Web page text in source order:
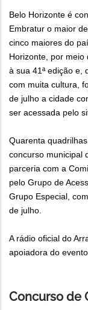
Belo Horizonte é
Embratur o maior
cinco maiores do
Horizonte, por meio
à sua 41ª edição e,
com muita cultura,
de julho a cidade
ser acessada pelo
Quarenta
concurso municipal
parceria com a
pelo Grupo de
Grupo Especial,
de julho.
A rádio oficial do
apoiadora do
Concurso de